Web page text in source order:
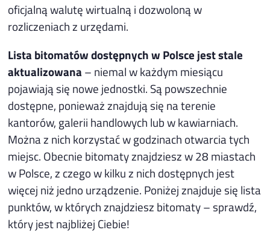
oficjalną walutę wirtualną i dozwoloną w
rozliczeniach z urzędami.
Lista bitomatów dostępnych w Polsce jest stale
aktualizowana – niemal w każdym miesiącu
pojawiają się nowe jednostki. Są powszechnie
dostępne, ponieważ znajdują się na terenie
kantorów, galerii handlowych lub w kawiarniach.
Można z nich korzystać w godzinach otwarcia tych
miejsc. Obecnie bitomaty znajdziesz w 28 miastach
w Polsce, z czego w kilku z nich dostępnych jest
więcej niż jedno urządzenie. Poniżej znajduje się lista
punktów, w których znajdziesz bitomaty – sprawdź,
który jest najbliżej Ciebie!